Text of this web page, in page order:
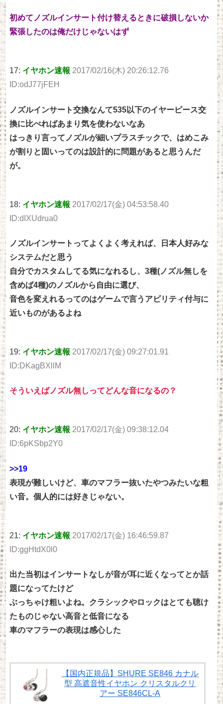
初めてノズルインサート付け替えるときに破損しないか
緊張したのは俺だけじゃないはず
17: イヤホン速報 2017/02/16(木) 20:26:12.76
ID:odJ77jFEH
ノズルインサート交換なんて535以下のイヤーピース交
換に比べればあまり気を使わないなあ
はっきり言ってノズルが細いプラスチックで、はめこみ
が割りと固いってのは設計的に問題があると思うんだ
が。
18: イヤホン速報 2017/02/17(金) 04:53:58.40
ID:dIXUdrua0
ノズルインサートってよくよく考えれば、日本人好みな
システムだと思う
自分でカスタムしてる気になれるし、3種(ノズル無しを
含めば4種)のノズルから自由に選び、
音色を変えれるってのはゲームで言うアビリティ付与に
近いものがあるよね
19: イヤホン速報 2017/02/17(金) 09:27:01.91
ID:DKagBXllM
そういえばノズル無しってどんな音になるの？
20: イヤホン速報 2017/02/17(金) 09:38:12.04
ID:6pKSbp2Y0
>>19
表現が難しいけど、車のマフラー抜いたやつみたいな粗
い音。個人的には好きじゃない。
21: イヤホン速報 2017/02/17(金) 16:46:59.87
ID:ggHtdX0l0
出た当初はインサートなしが音が耳に近くなってとか話
題になってたけど
ぶっちゃけ粗いよね。クラシックやロックはとても聴け
たものじゃない高音と低音になる
車のマフラーの表現は感心した
【国内正規品】SHURE SE846 カナル
型 高遮音性イヤホン クリスタルクリ
アー SE846CL-A